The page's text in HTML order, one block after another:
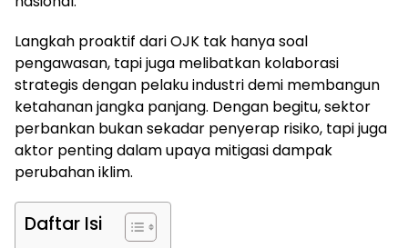
Langkah proaktif dari OJK tak hanya soal
pengawasan, tapi juga melibatkan kolaborasi
strategis dengan pelaku industri demi membangun
ketahanan jangka panjang. Dengan begitu, sektor
perbankan bukan sekadar penyerap risiko, tapi juga
aktor penting dalam upaya mitigasi dampak
perubahan iklim.
Daftar Isi